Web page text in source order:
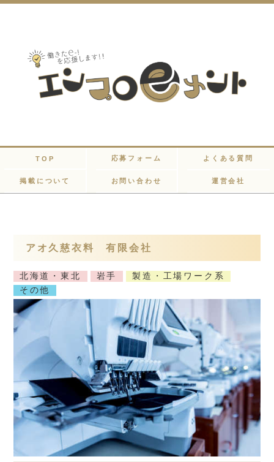
TOP 応募フォーム よくある質問
掲載について お問い合わせ 運営会社
アオ久慈衣料 有限会社
北海道・東北 岩手
製造・工場ワーク系
その他